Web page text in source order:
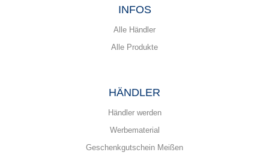
INFOS
Alle Händler
Alle Produkte
HÄNDLER
Händler werden
Werbematerial
Geschenkgutschein Meißen